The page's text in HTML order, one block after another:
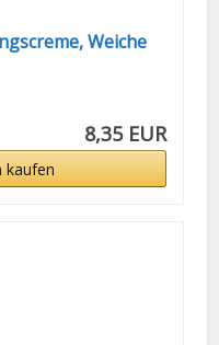
Weiche
8,35 EUR
kaufen